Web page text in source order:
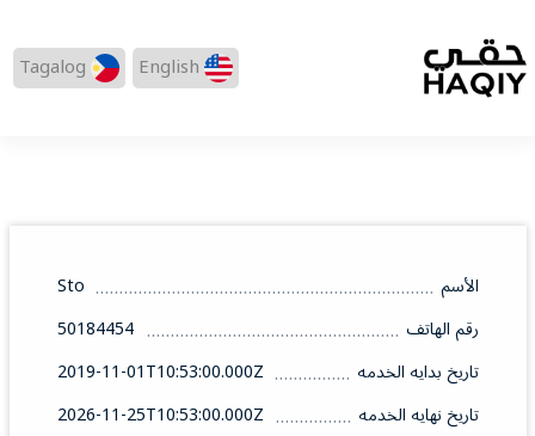
English
Tagalog
الأسم
Sto
رقم الهاتف
50184454
تاريخ بدايه الخدمه
2019-11-01T10:53:00.000Z
تاريخ نهايه الخدمه
2026-11-25T10:53:00.000Z